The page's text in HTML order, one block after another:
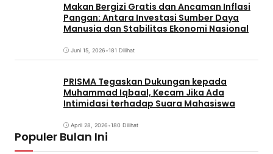
Makan Bergizi Gratis dan Ancaman Inflasi
Pangan: Antara Investasi Sumber Daya
Manusia dan Stabilitas Ekonomi Nasional
Juni 15, 2026•181 Dilihat
PRISMA Tegaskan Dukungan kepada
Muhammad Iqbaal, Kecam Jika Ada
Intimidasi terhadap Suara Mahasiswa
April 28, 2026•180 Dilihat
Populer Bulan Ini